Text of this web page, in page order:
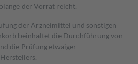
der Vorrat reicht.
der Arzneimittel und sonstigen
beinhaltet die Durchführung von
die Prüfung etwaiger